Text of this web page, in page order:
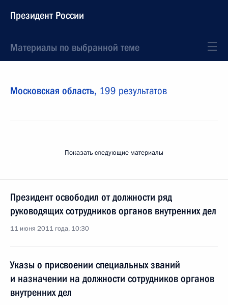
Президент России
Материалы по выбранной теме
Московская область, 199 результатов
Показать следующие материалы
Президент освободил от должности ряд
руководящих сотрудников органов внутренних дел
11 июня 2011 года, 10:30
Указы о присвоении специальных званий
и назначении на должности сотрудников органов
внутренних дел